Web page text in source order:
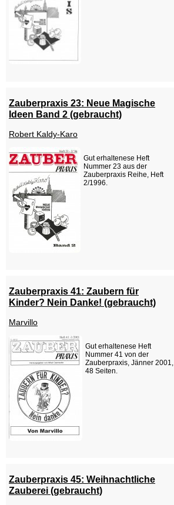
Zauberpraxis 23: Neue Magische
Ideen Band 2 (gebraucht)
Robert Kaldy-Karo
Gut erhaltenese Heft
Nummer 23 aus der
Zauberpraxis Reihe, Heft
2/1996.
Zauberpraxis 41: Zaubern für
Kinder? Nein Danke! (gebraucht)
Marvillo
Gut erhaltenese Heft
Nummer 41 von der
Zauberpraxis, Jänner 2001,
48 Seiten.
Zauberpraxis 45: Weihnachtliche
Zauberei (gebraucht)